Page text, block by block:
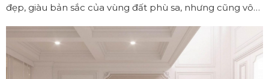
đẹp, giàu bản sắc của vùng đất phù sa, nhưng cũng vô
cấp hay những công trình mang tính biểu tượng chỉ
thuộc về các đô thị lớn như TP.HCM hay Hà Nội.